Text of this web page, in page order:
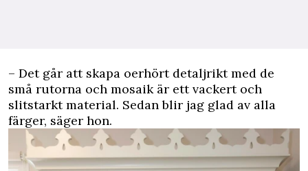
– Det går att skapa oerhört detaljrikt med de
små rutorna och mosaik är ett vackert och
slitstarkt material. Sedan blir jag glad av alla
färger, säger hon.